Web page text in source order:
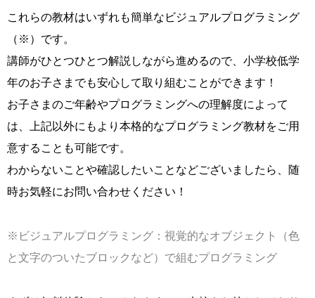
これらの教材はいずれも簡単なビジュアルプログラミング
（※）です。
講師がひとつひとつ解説しながら進めるので、小学校低学
年のお子さまでも安心して取り組むことができます！
お子さまのご年齢やプログラミングへの理解度によって
は、上記以外にもより本格的なプログラミング教材をご用
意することも可能です。
わからないことや確認したいことなどございましたら、随
時お気軽にお問い合わせください！
※ビジュアルプログラミング：視覚的なオブジェクト（色
と文字のついたブロックなど）で組むプログラミング